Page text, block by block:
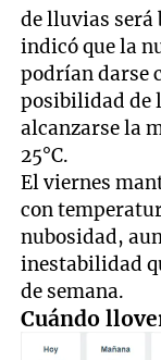
de lluvias será
indicó que la
podrían darse
posibilidad de
alcanzarse la
25°C.
El viernes
con
nubosidad,
inestabilidad
de semana.
Cuándo